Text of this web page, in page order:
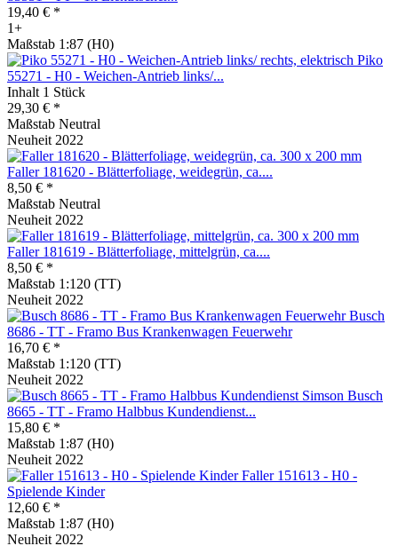
19,40 € *
1+
Maßstab 1:87 (H0)
Piko
55271 - H0 - Weichen-Antrieb links/...
Inhalt 1 Stück
29,30 € *
Maßstab Neutral
Neuheit 2022
Faller 181620 - Blätterfoliage, weidegrün, ca....
8,50 € *
Maßstab Neutral
Neuheit 2022
Faller 181619 - Blätterfoliage, mittelgrün, ca....
8,50 € *
Maßstab 1:120 (TT)
Neuheit 2022
Busch
8686 - TT - Framo Bus Krankenwagen Feuerwehr
16,70 € *
Maßstab 1:120 (TT)
Neuheit 2022
Busch
8665 - TT - Framo Halbbus Kundendienst...
15,80 € *
Maßstab 1:87 (H0)
Neuheit 2022
Faller 151613 - H0 -
Spielende Kinder
12,60 € *
Maßstab 1:87 (H0)
Neuheit 2022